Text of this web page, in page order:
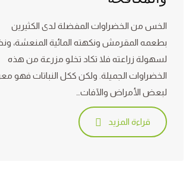
الخس من الخضراوات المفضلة لدى الكثيرين
بطعمه المقرمش ونكهته المائية المنعشة،
لسهولة زراعته فلا تكاد تخلو مزرعة من هذه
الخضراوات الجميلة. ولكن ككل النباتات فهو
لبعض الأمراض والآفات…
قراءة المزيد